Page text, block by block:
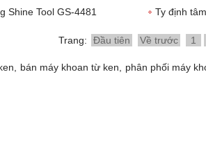
Shine Tool GS-4481
Ty định
Trang: Đầu tiên Về trước 1
bán máy khoan từ ken, phân phối máy